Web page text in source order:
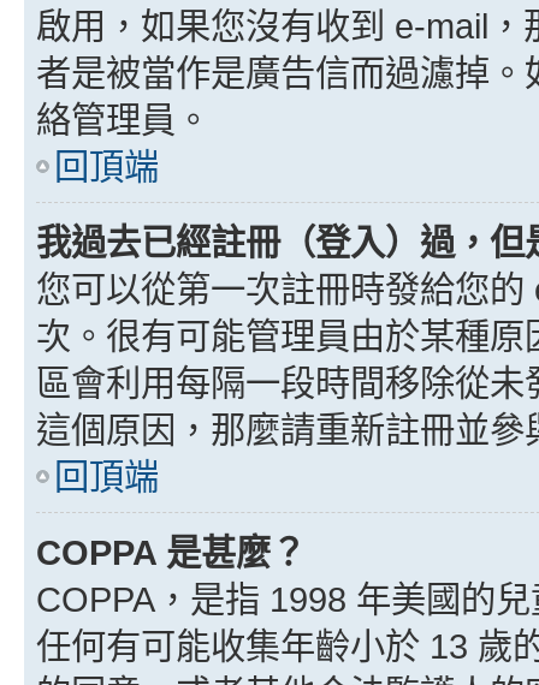
啟用，如果您沒有收到 e-mail
者是被當作是廣告信而過濾掉
絡管理員。
回頂端
我過去已經註冊（登入）過，
您可以從第一次註冊時發給您
次。很有可能管理員由於某種
區會利用每隔一段時間移除從
這個原因，那麼請重新註冊並參
回頂端
COPPA 是甚麼？
COPPA，是指 1998 年美國的
任何有可能收集年齡小於 13 歲